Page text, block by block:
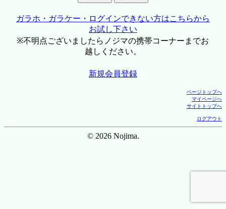
ガラホ・ガラケー・ログインできない方はこちらから
お試し下さい
※不明点ございましたらノジマの携帯コーナーまでお
越しください。
新規会員登録
ページトップへ
マイページへ
サイトトップへ
ログアウト
© 2026 Nojima.